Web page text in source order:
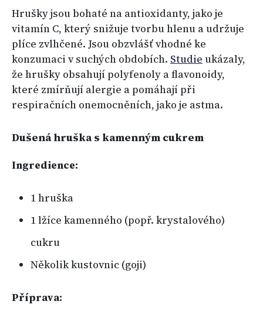
Hrušky jsou bohaté na antioxidanty, jako je
vitamín C, který snižuje tvorbu hlenu a udržuje
plíce zvlhčené. Jsou obzvlášť vhodné ke
konzumaci v suchých obdobích. Studie ukázaly,
že hrušky obsahují polyfenoly a flavonoidy,
které zmírňují alergie a pomáhají při
respiračních onemocněních, jako je astma.
Dušená hruška s kamenným cukrem
Ingredience:
1 hruška
1 lžíce kamenného (popř. krystalového)
cukru
Několik kustovnic (goji)
Příprava: